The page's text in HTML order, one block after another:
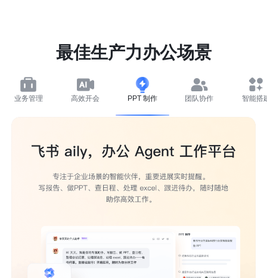
最佳生产力办公场景
业务管理 高效开会 PPT 制作 团队协作 智能搭